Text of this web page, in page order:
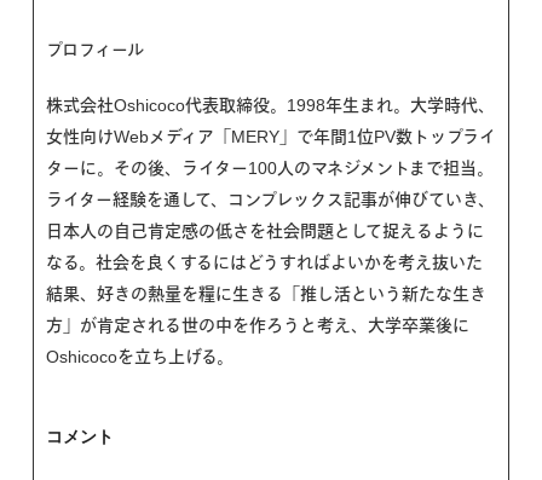
プロフィール
株式会社Oshicoco代表取締役。1998年生まれ。大学時代、
女性向けWebメディア「MERY」で年間1位PV数トップライ
ターに。その後、ライター100人のマネジメントまで担当。
ライター経験を通して、コンプレックス記事が伸びていき、
日本人の自己肯定感の低さを社会問題として捉えるように
なる。社会を良くするにはどうすればよいかを考え抜いた
結果、好きの熱量を糧に生きる「推し活という新たな生き
方」が肯定される世の中を作ろうと考え、大学卒業後に
Oshicocoを立ち上げる。
コメント